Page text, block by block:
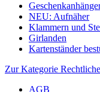
NEU: Aufnäher
Klammern und
Girlanden
Kartenständer
Zur Kategorie
AGB